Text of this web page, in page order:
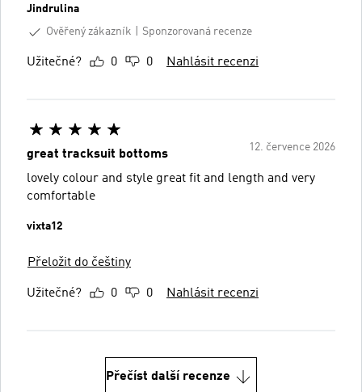
Jindrulina
Ověřený zákazník
Sponzorovaná recenze
Užitečné? 0 0 Nahlásit recenzi
12. července 2026
great tracksuit bottoms
lovely colour and style great fit and length and very
comfortable
vixta12
Přeložit do češtiny
Užitečné? 0 0 Nahlásit recenzi
Přečíst další recenze